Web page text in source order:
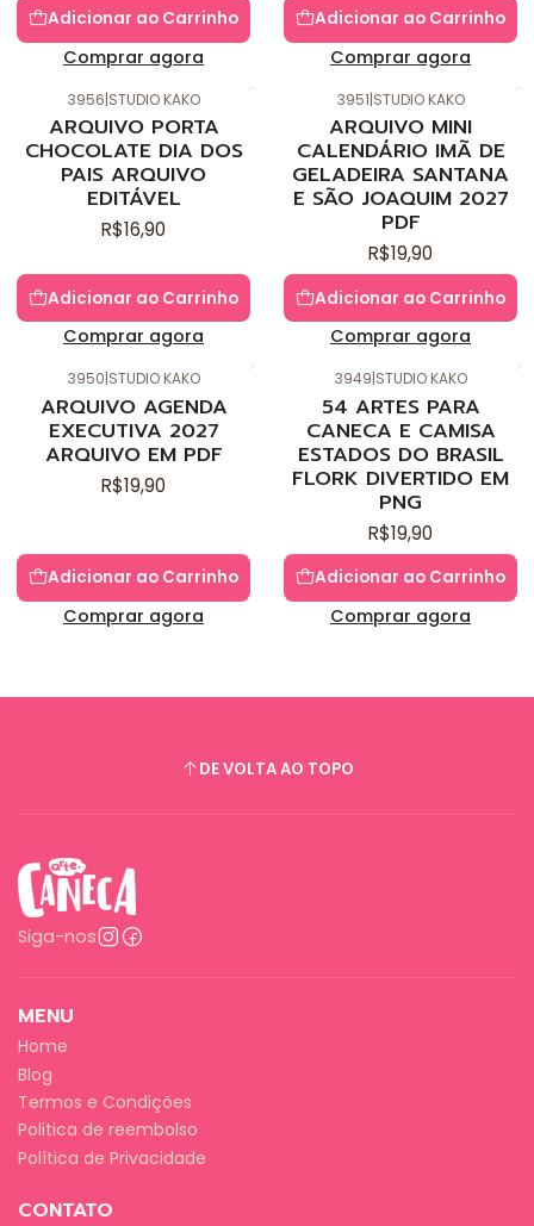
Adicionar ao Carrinho
Comprar agora
Adicionar ao Carrinho
Comprar agora
3956|STUDIO KAKO
ARQUIVO PORTA
CHOCOLATE DIA DOS
PAIS ARQUIVO
EDITÁVEL
R$16,90
Adicionar ao Carrinho
Comprar agora
3951|STUDIO KAKO
ARQUIVO MINI
CALENDÁRIO IMÃ DE
GELADEIRA SANTANA
E SÃO JOAQUIM 2027
PDF
R$19,90
Adicionar ao Carrinho
Comprar agora
3950|STUDIO KAKO
ARQUIVO AGENDA
EXECUTIVA 2027
ARQUIVO EM PDF
R$19,90
Adicionar ao Carrinho
Comprar agora
3949|STUDIO KAKO
54 ARTES PARA
CANECA E CAMISA
ESTADOS DO BRASIL
FLORK DIVERTIDO EM
PNG
R$19,90
Adicionar ao Carrinho
Comprar agora
DE VOLTA AO TOPO
Siga-nos
MENU
Home
Blog
Termos e Condições
Politica de reembolso
Política de Privacidade
CONTATO